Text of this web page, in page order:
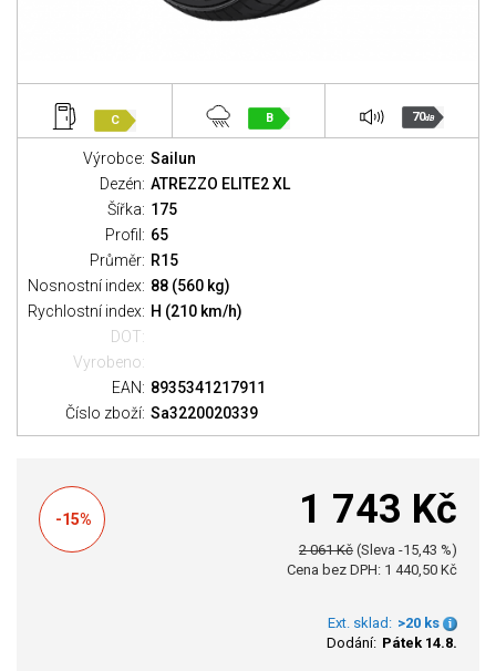
C B 70dB
Výrobce: Sailun
Dezén: ATREZZO ELITE2 XL
Šířka: 175
Profil: 65
Průměr: R15
Nosnostní index: 88 (560 kg)
Rychlostní index: H (210 km/h)
DOT:
Vyrobeno:
EAN: 8935341217911
Číslo zboží: Sa3220020339
-15% 1 743 Kč
2 061 Kč (Sleva -15,43 %)
Cena bez DPH: 1 440,50 Kč
Ext. sklad: >20 ks
Dodání: Pátek 14.8.